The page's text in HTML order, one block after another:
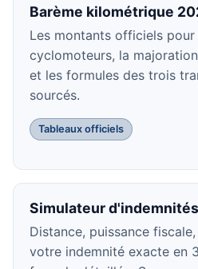
Barème kilométrique
Les montants officiels
cyclomoteurs, la
et les formules des trois
sourcés.
Tableaux officiels
Simulateur d'indemnités
Distance, puissance
votre indemnité exacte en